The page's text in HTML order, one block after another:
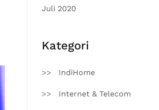
Juli 2020
Kategori
IndiHome
Internet & Telecom